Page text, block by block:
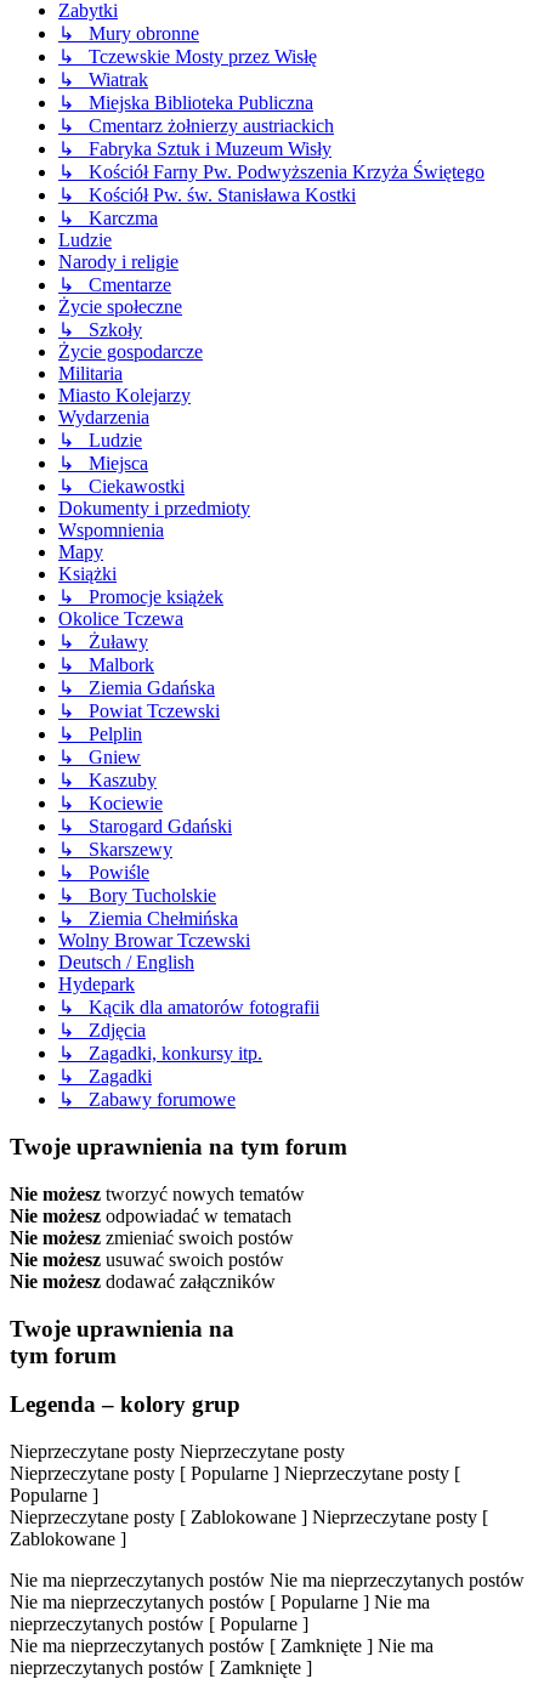
Zabytki
↳ Mury obronne
↳ Tczewskie Mosty przez Wisłę
↳ Wiatrak
↳ Miejska Biblioteka Publiczna
↳ Cmentarz żołnierzy austriackich
↳ Fabryka Sztuk i Muzeum Wisły
↳ Kościół Farny Pw. Podwyższenia Krzyża Świętego
↳ Kościół Pw. św. Stanisława Kostki
↳ Karczma
Ludzie
Narody i religie
↳ Cmentarze
Życie społeczne
↳ Szkoły
Życie gospodarcze
Militaria
Miasto Kolejarzy
Wydarzenia
↳ Ludzie
↳ Miejsca
↳ Ciekawostki
Dokumenty i przedmioty
Wspomnienia
Mapy
Książki
↳ Promocje książek
Okolice Tczewa
↳ Żuławy
↳ Malbork
↳ Ziemia Gdańska
↳ Powiat Tczewski
↳ Pelplin
↳ Gniew
↳ Kaszuby
↳ Kociewie
↳ Starogard Gdański
↳ Skarszewy
↳ Powiśle
↳ Bory Tucholskie
↳ Ziemia Chełmińska
Wolny Browar Tczewski
Deutsch / English
Hydepark
↳ Kącik dla amatorów fotografii
↳ Zdjęcia
↳ Zagadki, konkursy itp.
↳ Zagadki
↳ Zabawy forumowe
Twoje uprawnienia na tym forum
Nie możesz tworzyć nowych tematów
Nie możesz odpowiadać w tematach
Nie możesz zmieniać swoich postów
Nie możesz usuwać swoich postów
Nie możesz dodawać załączników
Twoje uprawnienia na
tym forum
Legenda – kolory grup
Nieprzeczytane posty Nieprzeczytane posty
Nieprzeczytane posty [ Popularne ] Nieprzeczytane posty [
Popularne ]
Nieprzeczytane posty [ Zablokowane ] Nieprzeczytane posty [
Zablokowane ]
Nie ma nieprzeczytanych postów Nie ma nieprzeczytanych postów
Nie ma nieprzeczytanych postów [ Popularne ] Nie ma
nieprzeczytanych postów [ Popularne ]
Nie ma nieprzeczytanych postów [ Zamknięte ] Nie ma
nieprzeczytanych postów [ Zamknięte ]